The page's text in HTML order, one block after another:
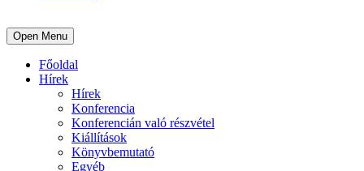
Open Menu
Főoldal
Hírek
Hírek
Konferencia
Konferencián való részvétel
Kiállítások
Könyvbemutató
Egyéb